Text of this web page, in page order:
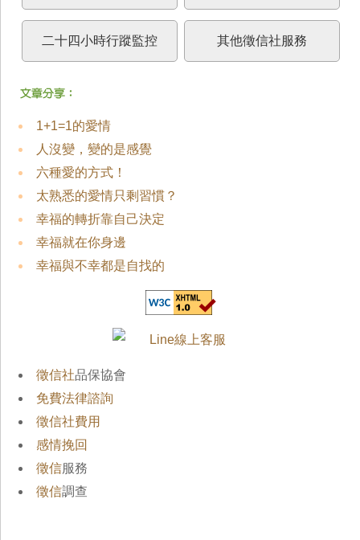
二十四小時行蹤監控 其他徵信社服務
1+1=1的愛情
人沒變，變的是感覺
六種愛的方式！
太熟悉的愛情只剩習慣？
幸福的轉折靠自己決定
幸福就在你身邊
幸福與不幸都是自找的
徵信社品保協會
免費法律諮詢
徵信社費用
感情挽回
徵信服務
徵信調查